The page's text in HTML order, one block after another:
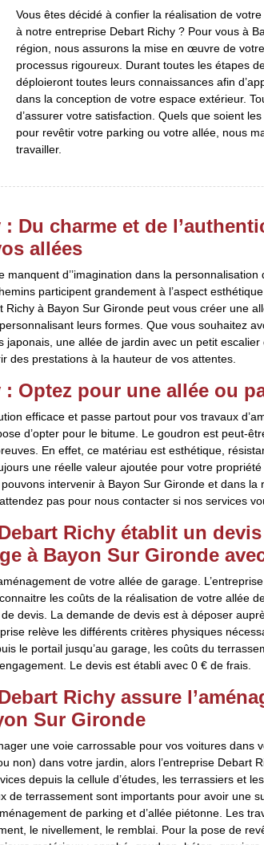
Vous êtes décidé à confier la réalisation de
à notre entreprise Debart Richy ? Pour vous à
région, nous assurons la mise en œuvre de
processus rigoureux. Durant toutes les étapes
déploieront toutes leurs connaissances afin
dans la conception de votre espace extérieur.
d’assurer votre satisfaction. Quels que soient
pour revêtir votre parking ou votre allée, nous
travailler.
: Du charme et de
allées
manquent d’’imagination dans la
participent grandement à l’aspect esthétique
Richy à Bayon Sur Gironde peut vous créer une
leurs formes. Que vous souhaitez
japonais, une allée de jardin avec un petit
des prestations à la hauteur de vos attentes.
: Optez pour une allée ou
efficace et passe partout pour vos travaux
d’opter pour le bitume. Le goudron est peut-
En effet, ce matériau est esthétique,
une réelle valeur ajoutée pour votre
intervenir à Bayon Sur Gironde et dans la
pas pour nous contacter si nos services
Richy établit un
à Bayon Sur Gironde
de votre allée de garage.
les coûts de la réalisation de votre allée
devis. La demande de devis est à déposer
relève les différents critères physiques
le portail jusqu’au garage, les coûts du
Le devis est établi avec 0 € de frais.
Richy assure
Sur Gironde
une voie carrossable pour vos voitures dans
non) dans votre jardin, alors l’entreprise Debart
depuis la cellule d’études, les terrassiers et
de terrassement sont importants pour avoir une
de parking et d’allée piétonne. Les
le nivellement, le remblai. Pour la pose de